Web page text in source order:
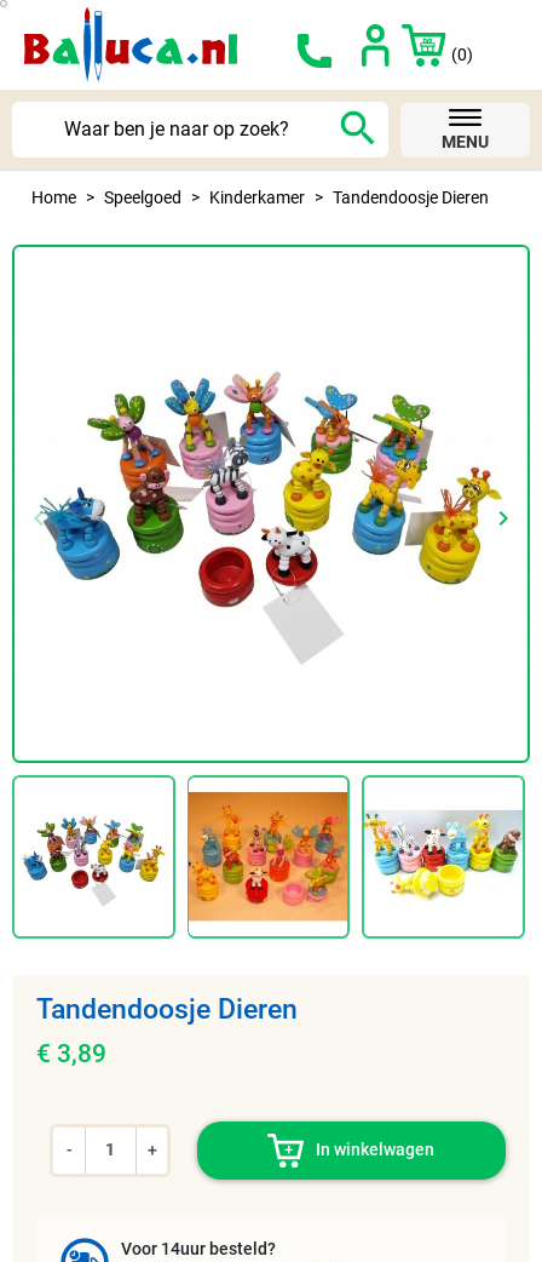
(0)
search MENU
Home Speelgoed Kinderkamer Tandendoosje Dieren
Vorige
keyboard_arrow_left keyboard_arrow_right
Tandendoosje Dieren
€ 3,89
- + In winkelwagen
Voor 14uur besteld?